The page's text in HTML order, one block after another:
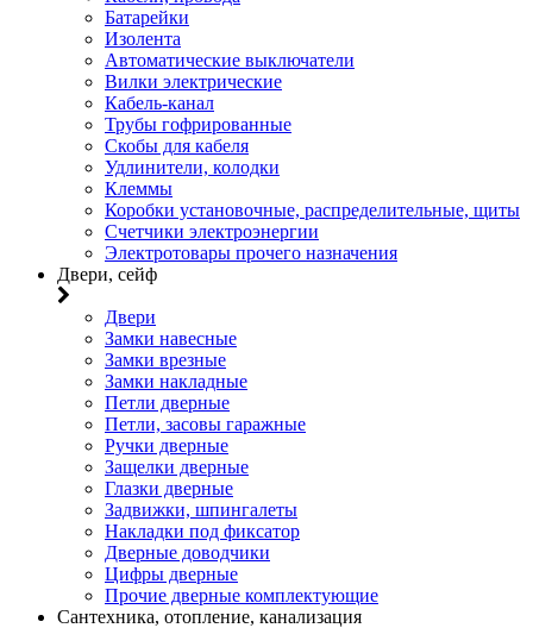
Батарейки
Изолента
Автоматические выключатели
Вилки электрические
Кабель-канал
Трубы гофрированные
Скобы для кабеля
Удлинители, колодки
Клеммы
Коробки установочные, распределительные, щиты
Счетчики электроэнергии
Электротовары прочего назначения
Двери, сейф
Двери
Замки навесные
Замки врезные
Замки накладные
Петли дверные
Петли, засовы гаражные
Ручки дверные
Защелки дверные
Глазки дверные
Задвижки, шпингалеты
Накладки под фиксатор
Дверные доводчики
Цифры дверные
Прочие дверные комплектующие
Сантехника, отопление, канализация